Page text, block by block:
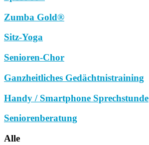
Zumba Gold®
Sitz-Yoga
Senioren-Chor
Ganzheitliches Gedächtnistraining
Handy / Smartphone Sprechstunde
Seniorenberatung
Alle